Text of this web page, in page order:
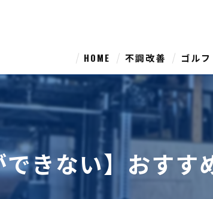
HOME 不調改善 ゴルフ
きない】おすす